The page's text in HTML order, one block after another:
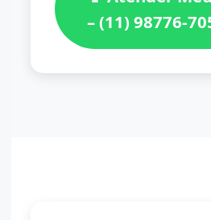
– (11) 98776-